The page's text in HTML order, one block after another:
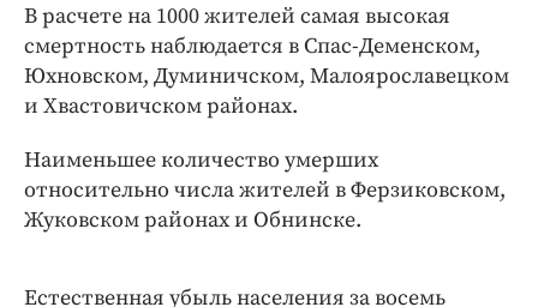
Интересное чтиво
Клиника года
Бренд года
В расчете на 1000 жителей самая высокая
смертность наблюдается в Спас-Деменском,
Юхновском, Думиничском, Малоярославецком
и Хвастовичском районах.
Наименьшее количество умерших
относительно числа жителей в Ферзиковском,
Жуковском районах и Обнинске.
Естественная убыль населения за восемь